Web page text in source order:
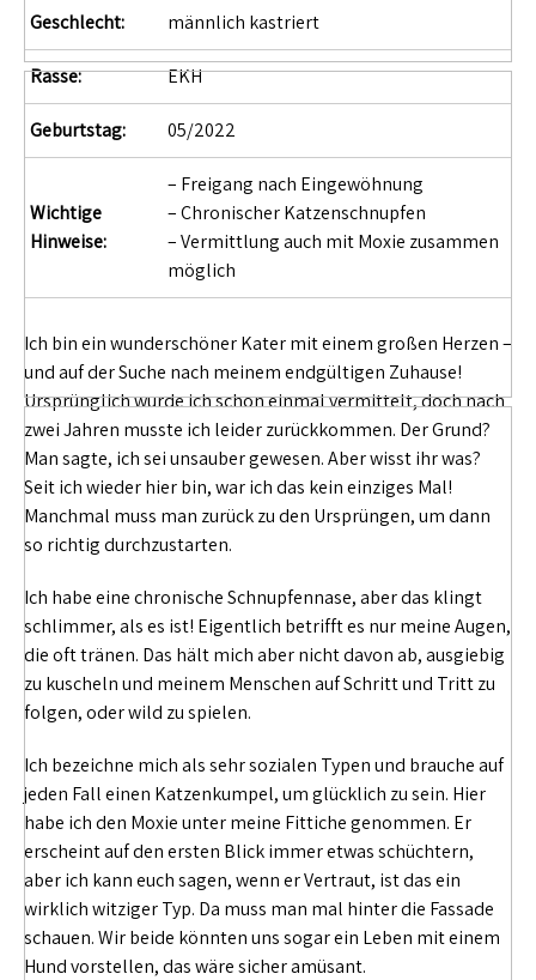
Geschlecht: männlich kastriert
Rasse: EKH
Geburtstag: 05/2022
Wichtige
Hinweise:
– Freigang nach Eingewöhnung
– Chronischer Katzenschnupfen
– Vermittlung auch mit Moxie zusammen
möglich
Ich bin ein wunderschöner Kater mit einem großen Herzen –
und auf der Suche nach meinem endgültigen Zuhause!
Ursprünglich wurde ich schon einmal vermittelt, doch nach
zwei Jahren musste ich leider zurückkommen. Der Grund?
Man sagte, ich sei unsauber gewesen. Aber wisst ihr was?
Seit ich wieder hier bin, war ich das kein einziges Mal!
Manchmal muss man zurück zu den Ursprüngen, um dann
so richtig durchzustarten.
Ich habe eine chronische Schnupfennase, aber das klingt
schlimmer, als es ist! Eigentlich betrifft es nur meine Augen,
die oft tränen. Das hält mich aber nicht davon ab, ausgiebig
zu kuscheln und meinem Menschen auf Schritt und Tritt zu
folgen, oder wild zu spielen.
Ich bezeichne mich als sehr sozialen Typen und brauche auf
jeden Fall einen Katzenkumpel, um glücklich zu sein. Hier
habe ich den Moxie unter meine Fittiche genommen. Er
erscheint auf den ersten Blick immer etwas schüchtern,
aber ich kann euch sagen, wenn er Vertraut, ist das ein
wirklich witziger Typ. Da muss man mal hinter die Fassade
schauen. Wir beide könnten uns sogar ein Leben mit einem
Hund vorstellen, das wäre sicher amüsant.